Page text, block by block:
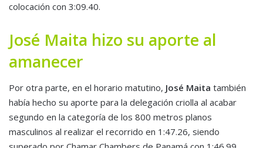
colocación con 3:09.40.
José Maita hizo su aporte al
amanecer
Por otra parte, en el horario matutino, José Maita también
había hecho su aporte para la delegación criolla al acabar
segundo en la categoría de los 800 metros planos
masculinos al realizar el recorrido en 1:47.26, siendo